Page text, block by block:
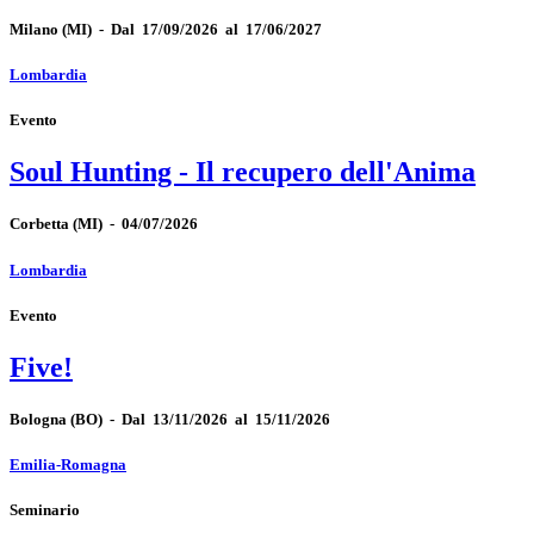
Milano (MI) - Dal 17/09/2026 al 17/06/2027
Lombardia
Evento
Soul Hunting - Il recupero dell'Anima
Corbetta (MI) - 04/07/2026
Lombardia
Evento
Five!
Bologna (BO) - Dal 13/11/2026 al 15/11/2026
Emilia-Romagna
Seminario